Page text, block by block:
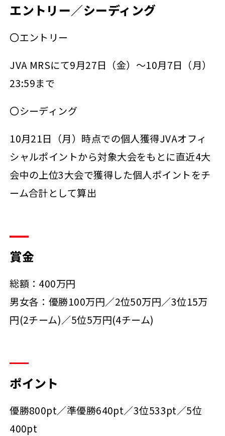
エントリー／シーディング
〇エントリー
JVA MRSにて9月27日（金）～10月7日（月）
23:59まで
〇シーディング
10月21日（月）時点での個人獲得JVAオフィ
シャルポイントから対象大会をもとに直近4大
会中の上位3大会で獲得した個人ポイントをチ
ーム合計として算出
賞金
総額：400万円
男女各：優勝100万円／2位50万円／3位15万
円(2チーム)／5位5万円(4チーム)
ポイント
優勝800pt／準優勝640pt／3位533pt／5位
400pt